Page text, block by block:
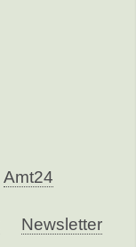
Amt24
Newsletter